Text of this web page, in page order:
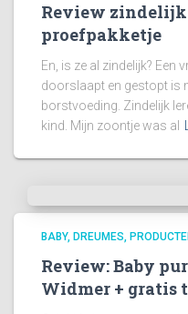
Review
proefpakketje
En, is ze al zindelijk? Een
doorslaapt en gestopt is
borstvoeding. Zindelijk
kind. Mijn zoontje was al
BABY DREUMES
Review: Baby
Widmer + gratis